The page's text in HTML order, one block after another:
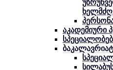
აკადემიური